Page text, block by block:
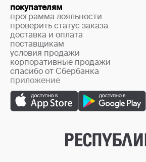
покупателям
программа лояльности
проверить статус заказа
доставка и оплата
поставщикам
условия продажи
корпоративные продажи
спасибо от Сбербанка
приложение